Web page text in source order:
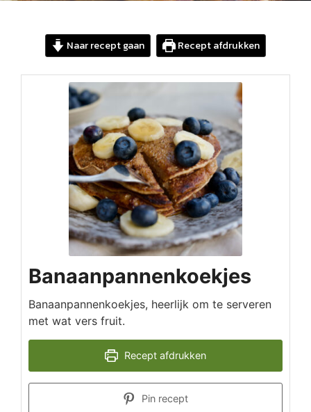
Naar recept gaan Recept afdrukken
Banaanpannenkoekjes
Banaanpannenkoekjes, heerlijk om te serveren
met wat vers fruit.
Recept afdrukken
Pin recept